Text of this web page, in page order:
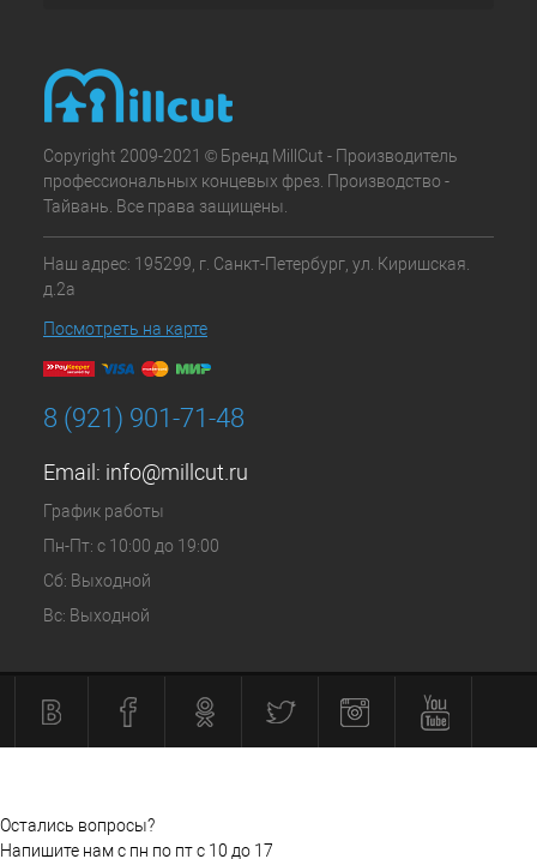
Copyright 2009-2021 © Бренд MillCut - Производитель
профессиональных концевых фрез. Производство -
Тайвань. Все права защищены.
Наш адрес: 195299, г. Санкт-Петербург, ул. Киришская.
д.2а
Посмотреть на карте
8 (921) 901-71-48
Email: info@millcut.ru
График работы
Пн-Пт: с 10:00 до 19:00
Сб: Выходной
Вс: Выходной
Остались вопросы?
Напишите нам с пн по пт с 10 до 17